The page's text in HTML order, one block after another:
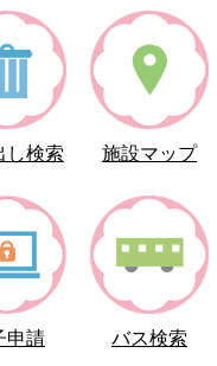
令和9年度「こどもま
募集
行田市シティプロモー
おしらせ 募集
し検索 施設マップ
申請 バス検索